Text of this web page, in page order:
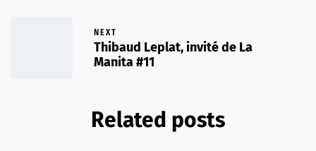
NEXT
Thibaud Leplat, invité de La
Manita #11
Related posts